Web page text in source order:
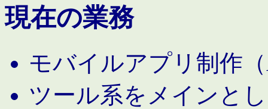
現在の業務
モバイルアプリ制作
ツール系をメインと